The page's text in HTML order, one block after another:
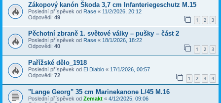
Zákopový kanón Škoda 3,7 cm Infanteriegeschutz M.15
Poslední příspěvek od Rase « 11/2/2026, 20:12
Odpovědi: 49 1 2 3
Pěchotní zbraně 1. světové války – pušky – část 2
Poslední příspěvek od Rase « 18/1/2026, 18:22
Odpovědi: 40 1 2 3
Pařížské dělo_1918
Poslední příspěvek od El Diablo « 17/1/2026, 00:57
Odpovědi: 72 1 2 3 4
"Lange Georg" 35 cm Marinekanone L/45 M.16
Poslední příspěvek od Zemakt « 4/12/2025, 09:06